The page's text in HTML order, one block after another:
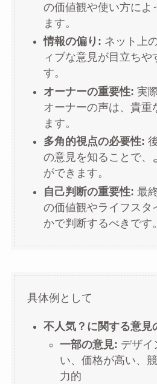
の価値観や使い方によ
ます。
情報の偏り: ネット上
ィブな意見が目立ちや
す。
オーナーの重要性: 実
オーナーの声は、貴重
ます。
多角的視点の必要性:
の意見を知ることで、
ができます。
自己判断の重要性: 最
の価値観やライフスタ
かで判断するべきです。
具体例として
不人気？に関する意見
一部の意見: デザイ
い、価格が高い、
力的